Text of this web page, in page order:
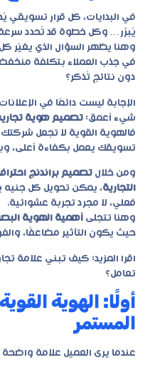
في البدايات، كل قرار
يُبرَّر… وكل خطوة قد تُحدد
وهنا يظهر السؤال الذي يغيّر
في جذب العملاء بتكلفة
دون نتائج تُذكر؟
الإجابة ليست دائمًا في
شيء أعمق: تصميم هوية
فالهوية القوية لا تجعل
تسويقك يعمل بكفاءة أعلى،
ومن خلال تصميم براندنج
التجارية، يمكن تحويل كل جنيه
فعلي، لا مجرد تجربة عشوائية.
وهنا تتجلى أهمية الهوية
حيث يكون التأثير مضاعفًا،
اقرا المزيد: كيف تبني علامة
تعامل؟
أولًا: الهوية
المستمر
عندما يرى العميل علامة واضحة